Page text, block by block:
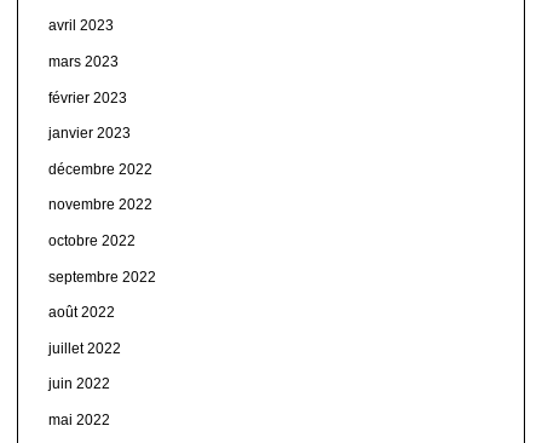
avril 2023
mars 2023
février 2023
janvier 2023
décembre 2022
novembre 2022
octobre 2022
septembre 2022
août 2022
juillet 2022
juin 2022
mai 2022